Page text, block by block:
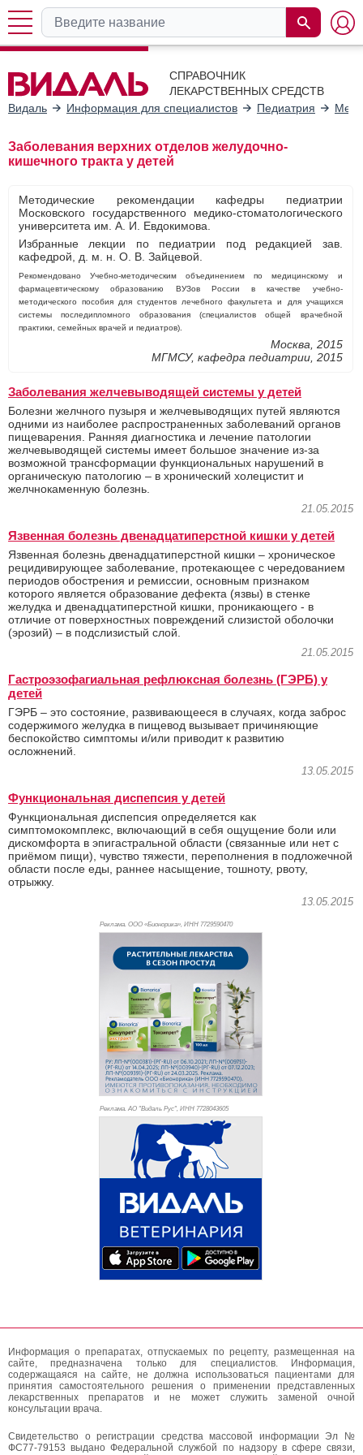
СПРАВОЧНИК
ЛЕКАРСТВЕННЫХ СРЕДСТВ
Видаль
Информация для специалистов Педиатрия
Заболевания верхних отделов желудочно-
кишечного тракта у детей
Методические рекомендации кафедры педиатрии
Московского государственного медико-стоматологического
университета им. А. И. Евдокимова.
Избранные лекции по педиатрии под редакцией зав.
кафедрой, д. м. н. О. В. Зайцевой.
Рекомендовано Учебно-методическим объединением по медицинскому и
фармацевтическому образованию ВУЗов России в качестве учебно-
методического пособия для студентов лечебного факультета и для учащихся
системы последипломного образования (специалистов общей врачебной
практики, семейных врачей и педиатров).
Москва, 2015
МГМСУ, кафедра педиатрии, 2015
Заболевания желчевыводящей системы у детей
Болезни желчного пузыря и желчевыводящих путей являются
одними из наиболее распространенных заболеваний органов
пищеварения. Ранняя диагностика и лечение патологии
желчевыводящей системы имеет большое значение из-за
возможной трансформации функциональных нарушений в
органическую патологию – в хронический холецистит и
желчнокаменную болезнь.
21.05.2015
Язвенная болезнь двенадцатиперстной кишки у детей
Язвенная болезнь двенадцатиперстной кишки – хроническое
рецидивирующее заболевание, протекающее с чередованием
периодов обострения и ремиссии, основным признаком
которого является образование дефекта (язвы) в стенке
желудка и двенадцатиперстной кишки, проникающего - в
отличие от поверхностных повреждений слизистой оболочки
(эрозий) – в подслизистый слой.
21.05.2015
Гастроэзофагиальная рефлюксная болезнь (ГЭРБ) у
детей
ГЭРБ – это состояние, развивающееся в случаях, когда заброс
содержимого желудка в пищевод вызывает причиняющие
беспокойство симптомы и/или приводит к развитию
осложнений.
13.05.2015
Функциональная диспепсия у детей
Функциональная диспепсия определяется как
симптомокомплекс, включающий в себя ощущение боли или
дискомфорта в эпигастральной области (связанные или нет с
приёмом пищи), чувство тяжести, переполнения в подложечной
области после еды, раннее насыщение, тошноту, рвоту,
отрыжку.
13.05.2015
Реклама. ООО «Бионорика», ИНН 7729590470
Реклама. АО "Видаль Рус", ИНН 7728043605
Информация о препаратах, отпускаемых по рецепту, размещенная на
сайте, предназначена только для специалистов. Информация,
содержащаяся на сайте, не должна использоваться пациентами для
принятия самостоятельного решения о применении представленных
лекарственных препаратов и не может служить заменой очной
консультации врача.
Свидетельство о регистрации средства массовой информации Эл №
ФС77-79153 выдано Федеральной службой по надзору в сфере связи,